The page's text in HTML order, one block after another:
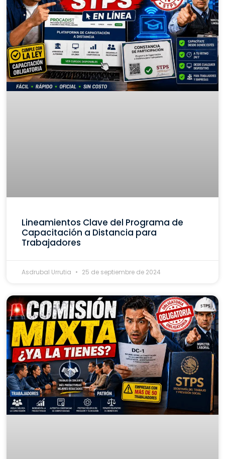
Lineamientos Clave del Programa de
Capacitación a Distancia para
Trabajadores
Asdrubal Urrutia 25 de septiembre de 2024